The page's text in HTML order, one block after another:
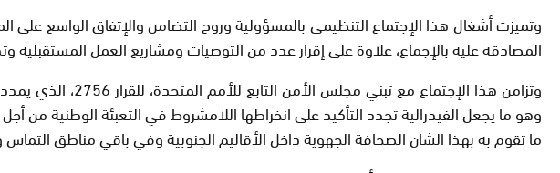
وتميزت أشغال هذا الإجتماع التنظيمي بالمسؤولية وروح التضامن والإتفاق الواسع
المصادقة عليه بالإجماع، علاوة على إقرار عدد من التوصيات ومشاريع العمل المستقبلية
وهو ما يجعل الفيدرالية تجدد التأكيد على انخراطها اللامشروط في التعبئة الوطنية من أجل
ما تقوم به بهذا الشان الصحافة الجهوية داخل الأقاليم الجنوبية وفي باقي مناطق